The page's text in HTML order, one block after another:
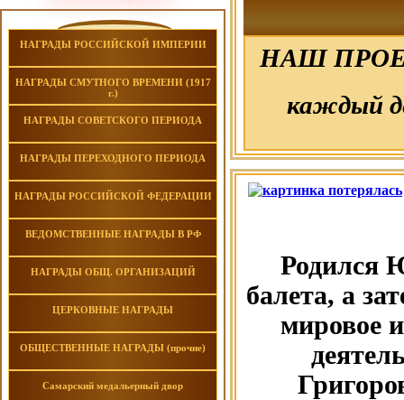
НАГРАДЫ РОССИЙСКОЙ ИМПЕРИИ
НАГРАДЫ СМУТНОГО ВРЕМЕНИ (1917
г.)
НАГРАДЫ СОВЕТСКОГО ПЕРИОДА
НАГРАДЫ ПЕРЕХОДНОГО ПЕРИОДА
НАГРАДЫ РОССИЙСКОЙ ФЕДЕРАЦИИ
ВЕДОМСТВЕННЫЕ НАГРАДЫ В РФ
НАГРАДЫ ОБЩ. ОРГАНИЗАЦИЙ
ЦЕРКОВНЫЕ НАГРАДЫ
ОБЩЕСТВЕННЫЕ НАГРАДЫ (прочие)
Самарский медальерный двор
НАШ
каждый
Родился
балета, а
мировое